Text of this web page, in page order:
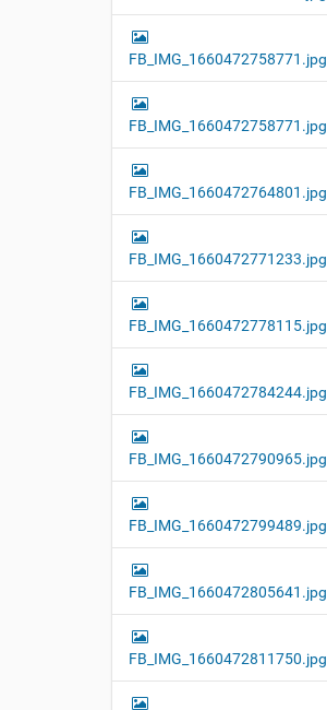
FB_IMG_1660472758771.jpg
FB_IMG_1660472758771.jpg
FB_IMG_1660472764801.jpg
FB_IMG_1660472771233.jpg
FB_IMG_1660472778115.jpg
FB_IMG_1660472784244.jpg
FB_IMG_1660472790965.jpg
FB_IMG_1660472799489.jpg
FB_IMG_1660472805641.jpg
FB_IMG_1660472811750.jpg